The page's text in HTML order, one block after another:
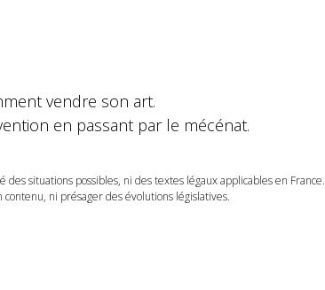
vendre son art.
en passant par le mécénat.
situations possibles, ni des textes légaux applicables en France.
ni présager des évolutions législatives.